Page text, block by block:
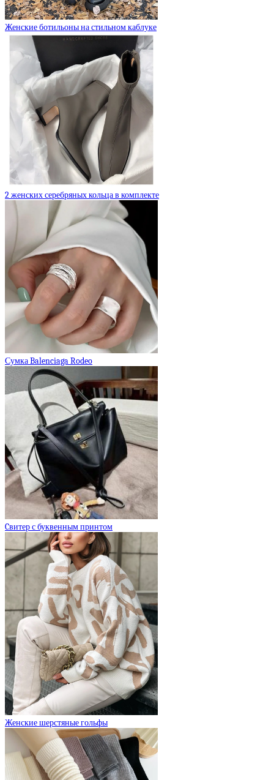
Женские ботильоны на стильном каблуке
2 женских серебряных кольца в комплекте
Сумка Balenciaga Rodeo
Cвитер с буквенным принтом
Женские шерстяные гольфы